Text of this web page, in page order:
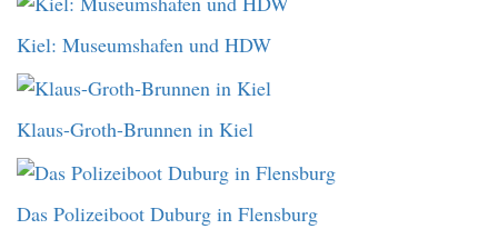
Kiel: Museumshafen und HDW
Klaus-Groth-Brunnen in Kiel
Das Polizeiboot Duburg in Flensburg